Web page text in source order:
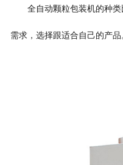
全自动颗粒包装机的种
需求，选择跟适合自己的产品